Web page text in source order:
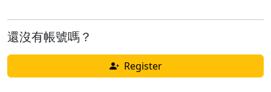
還沒有帳號嗎？
Register